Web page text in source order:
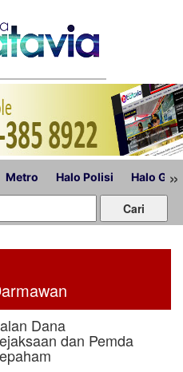
Metro Halo Polisi Halo »
Dana
dan Pemda